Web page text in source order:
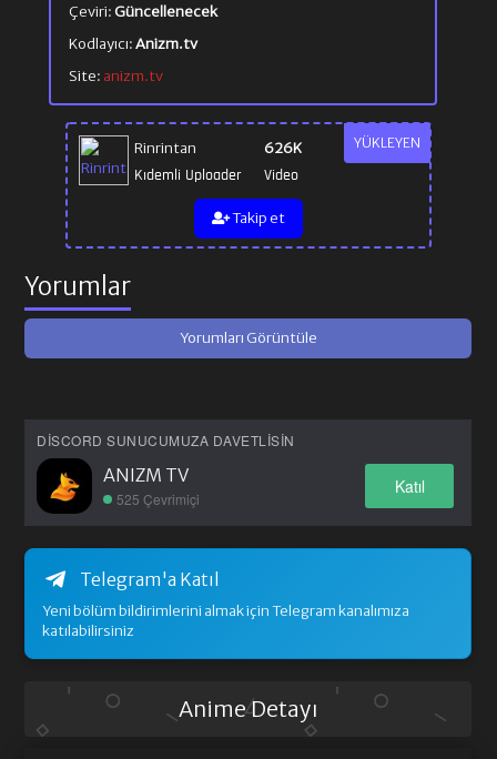
YÜKLEYEN
Rinrintan
Kıdemli Uploader
626K
Video
Takip et
Çeviri: Güncellenecek
Kodlayıcı:Anizm.tv
Site: anizm.tv
Yorumlar
Yorumları Görüntüle
DISCORD SUNUCUMUZA DAVETLISIN
ANIZM TV
525 Çevrimiçi
Katıl
Telegram'a Katıl
Yeni bölüm bildirimlerini almak için Telegram kanalımıza
katılabilirsiniz
Anime Detayı